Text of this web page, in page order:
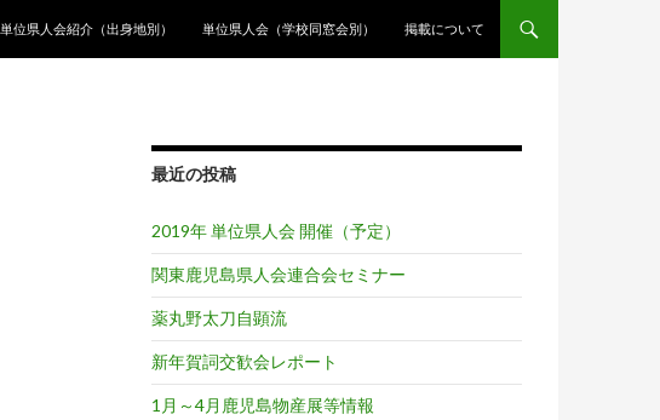
単位県人会紹介（出身地別）
単位県人会（学校同窓会別） 掲載について
最近の投稿
2019年 単位県人会 開催（予定）
関東鹿児島県人会連合会セミナー
薬丸野太刀自顕流
新年賀詞交歓会レポート
1月～4月鹿児島物産展等情報